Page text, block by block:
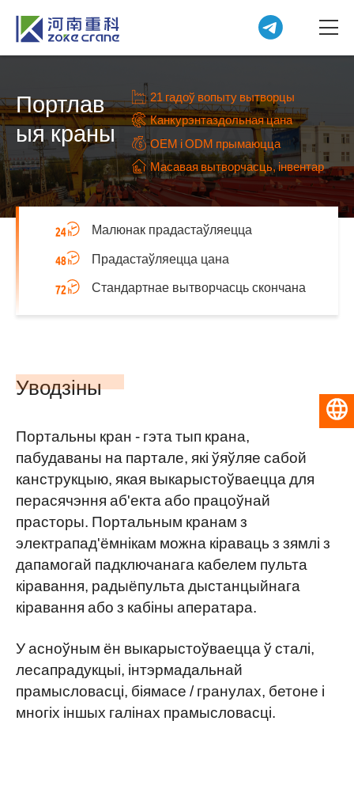
Портлав
ыя краны
21 гадоў вопыту вытворцы
Канкурэнтаздольная цана
OEM і ODM прымаюцца
Масавая вытворчасць, інвентар
Малюнак прадастаўляецца
Прадастаўляецца цана
Стандартнае вытворчасць скончана
Уводзіны
Портальны кран - гэта тып крана,
пабудаваны на партале, які ўяўляе сабой
канструкцыю, якая выкарыстоўваецца для
перасячэння аб'екта або працоўнай
прасторы. Портальным кранам з
электрапад'ёмнікам можна кіраваць з зямлі з
дапамогай падключанага кабелем пульта
кіравання, радыёпульта дыстанцыйнага
кіравання або з кабіны аператара.
У асноўным ён выкарыстоўваецца ў сталі,
лесапрадукцыі, інтэрмадальнай
прамысловасці, біямасе / гранулах, бетоне і
многіх іншых галінах прамысловасці.
Беларуская мова